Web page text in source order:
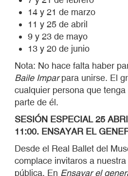
14 y 21 de marzo
11 y 25 de abril
9 y 23 de mayo
13 y 20 de junio
Nota: No hace falta haber
Baile Imparpara unirse. El
cualquier persona que
parte de él.
SESIÓN ESPECIAL 25
11:00. ENSAYAR EL
Desde el Real Ballet del
complace invitaros a
pública. En Ensayar el